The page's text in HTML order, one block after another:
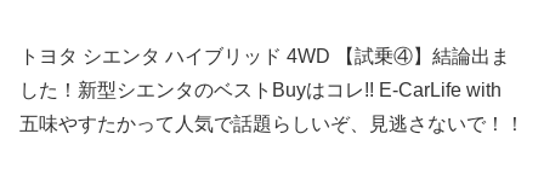
トヨタ シエンタ ハイブリッド 4WD 【試乗④】結論出ま
した！新型シエンタのベストBuyはコレ!! E-CarLife with
五味やすたかって人気で話題らしいぞ、見逃さないで！！